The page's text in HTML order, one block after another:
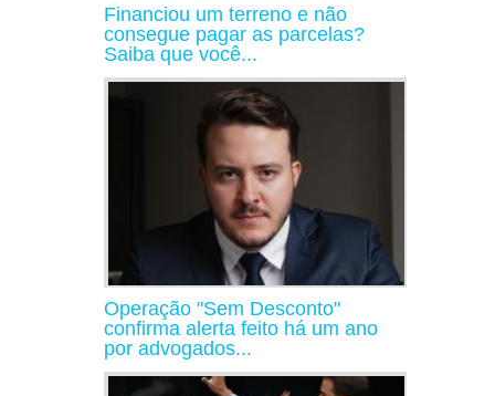
Financiou um terreno e não
consegue pagar as parcelas?
Saiba que você...
Operação "Sem Desconto"
confirma alerta feito há um ano
por advogados...